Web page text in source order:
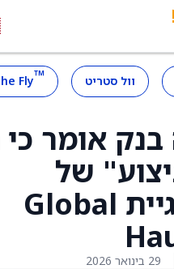
וול סטריט ™
Fly
אומר
של
אסטרטגיית Global
29 בינואר 2026